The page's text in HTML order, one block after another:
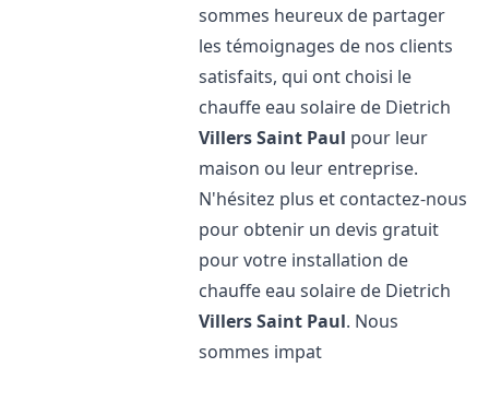
sommes heureux de partager
les témoignages de nos clients
satisfaits, qui ont choisi le
chauffe eau solaire de Dietrich
Villers Saint Paul pour leur
maison ou leur entreprise.
N'hésitez plus et contactez-nous
pour obtenir un devis gratuit
pour votre installation de
chauffe eau solaire de Dietrich
Villers Saint Paul. Nous
sommes impat